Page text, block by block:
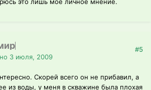
это лишь мое личное мнение.
3 июля, 2009
#5
Скорей всего он не прибавил, а
из воды, у меня в скважине была плохая